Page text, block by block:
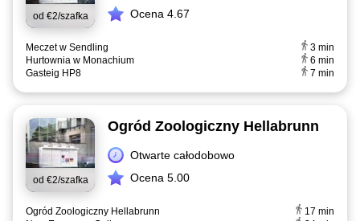
od €2/szafka
Ocena 4.67
Meczet w Sendling
3 min
Hurtownia w Monachium
6 min
Gasteig HP8
7 min
od €2/szafka
Ogród Zoologiczny Hellabrunn
Otwarte całodobowo
Ocena 5.00
Ogród Zoologiczny Hellabrunn
17 min